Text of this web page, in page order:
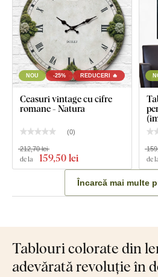
NOU -25% REDUCERI 🔥
Ceasuri vintage cu cifre
romane - Natura
(0)
de la 159,50 lei
212,70 lei
de
Încarcă mai multe
Tablouri colorate din
adevărată revoluție în